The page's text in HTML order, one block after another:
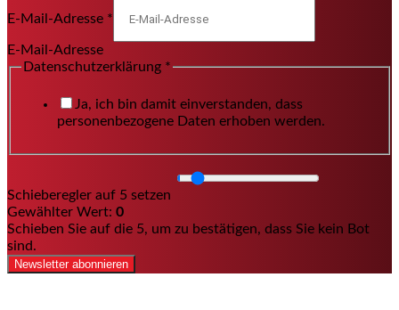
E-Mail-Adresse *
E-Mail-Adresse
Datenschutzerklärung *
Ja, ich bin damit einverstanden, dass
personenbezogene Daten erhoben werden.
Schieberegler auf 5 setzen
Gewählter Wert: 0
Schieben Sie auf die 5, um zu bestätigen, dass Sie kein Bot
sind.
Newsletter abonnieren